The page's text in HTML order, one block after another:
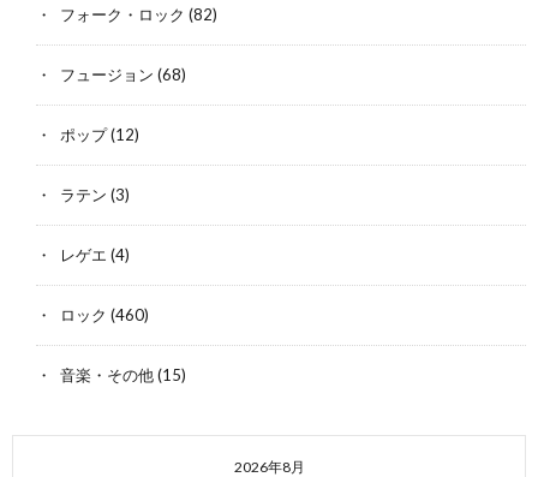
フォーク・ロック (82)
フュージョン (68)
ポップ(12)
ラテン (3)
レゲエ (4)
ロック (460)
音楽・その他(15)
2026年8月